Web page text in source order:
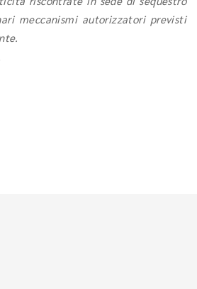
meccanismi autorizzatori previsti